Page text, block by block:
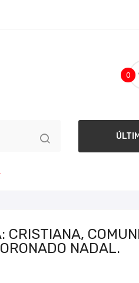
0
CRISTIANA,
NADAL.